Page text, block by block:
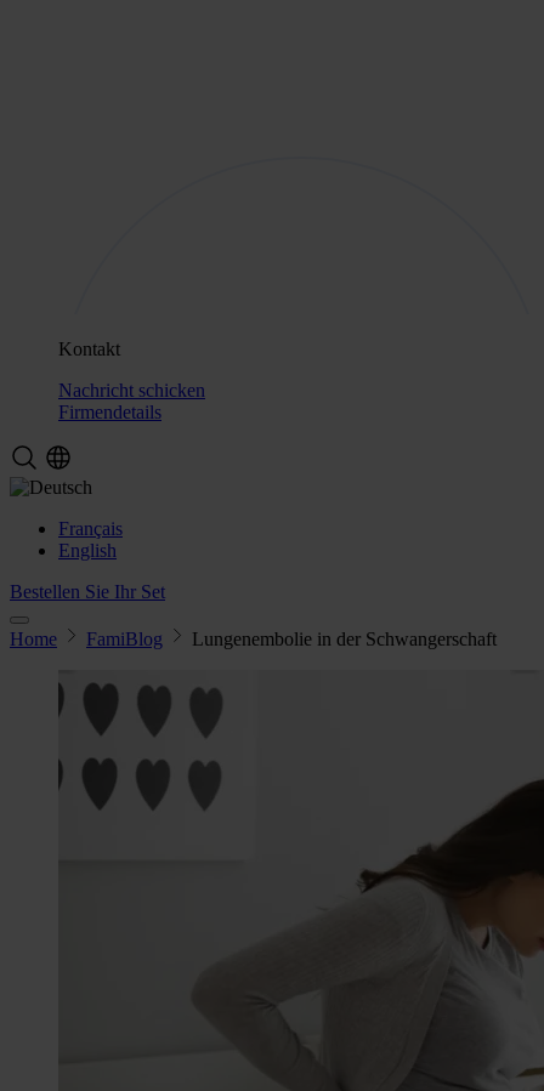
Kontakt
Nachricht schicken
Firmendetails
Français
English
Bestellen Sie Ihr Set
Home FamiBlog Lungenembolie in der Schwangerschaft